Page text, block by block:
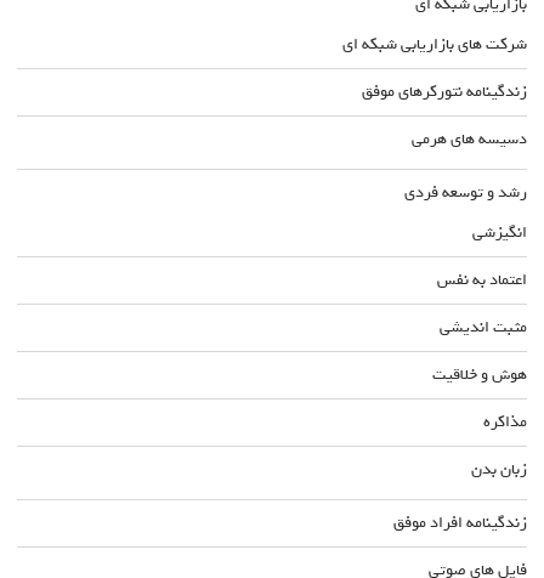
شرکت های بازاریابی شبکه ای
زندگینامه نتورکرهای موفق
دسیسه های هرمی
رشد و توسعه فردی
انگیزشی
اعتماد به نفس
مثبت اندیشی
هوش و خلاقیت
مذاکره
زبان بدن
زندگینامه افراد موفق
فایل های صوتی